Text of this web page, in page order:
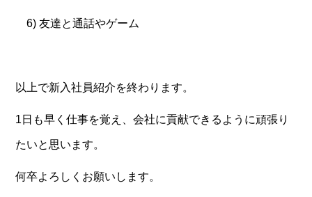
6) 友達と通話やゲーム
以上で新入社員紹介を終わります。
1日も早く仕事を覚え、会社に貢献できるように頑張り
たいと思います。
何卒よろしくお願いします。